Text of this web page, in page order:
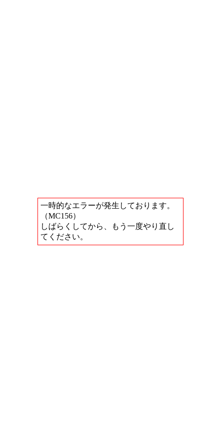
一時的なエラーが発生しております。
（MC156）
しばらくしてから、もう一度やり直し
てください。